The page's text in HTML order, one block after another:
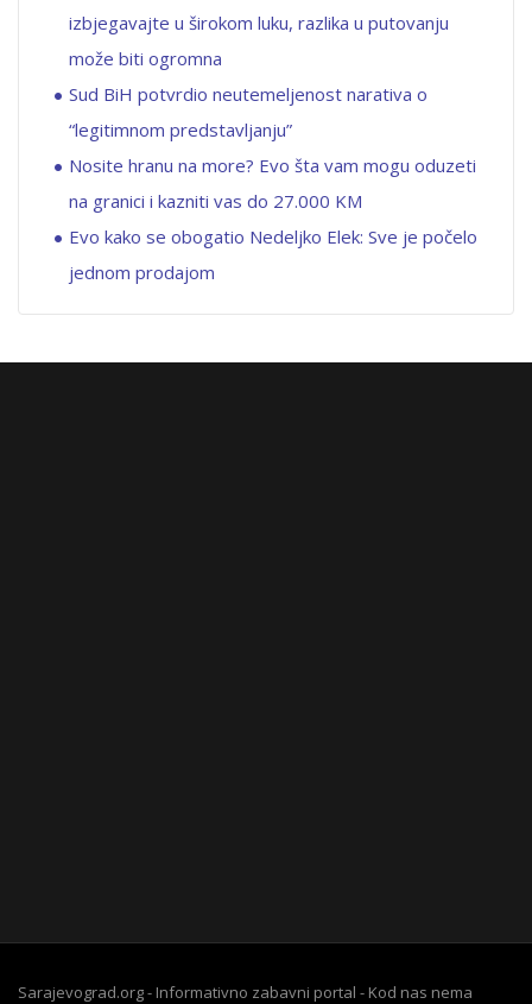
izbjegavajte u širokom luku, razlika u putovanju
može biti ogromna
Sud BiH potvrdio neutemeljenost narativa o
“legitimnom predstavljanju”
Nosite hranu na more? Evo šta vam mogu oduzeti
na granici i kazniti vas do 27.000 KM
Evo kako se obogatio Nedeljko Elek: Sve je počelo
jednom prodajom
Sarajevograd.org - Informativno zabavni portal - Kod nas nema